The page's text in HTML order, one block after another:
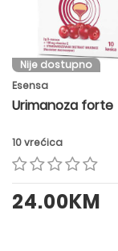
Nije dostupno
Esensa
Urimanoza forte
10 vrećica
24.00KM